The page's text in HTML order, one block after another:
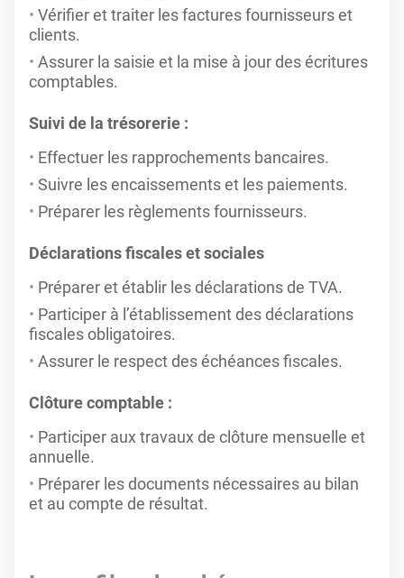
Vérifier et traiter les factures fournisseurs et
clients.
Assurer la saisie et la mise à jour des écritures
comptables.
Suivi de la trésorerie :
Effectuer les rapprochements bancaires.
Suivre les encaissements et les paiements.
Préparer les règlements fournisseurs.
Déclarations fiscales et sociales
Préparer et établir les déclarations de TVA.
Participer à l’établissement des déclarations
fiscales obligatoires.
Assurer le respect des échéances fiscales.
Clôture comptable :
Participer aux travaux de clôture mensuelle et
annuelle.
Préparer les documents nécessaires au bilan
et au compte de résultat.